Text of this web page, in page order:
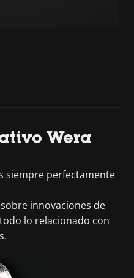
Wera
siempre perfectamente
innovaciones de
lo relacionado con